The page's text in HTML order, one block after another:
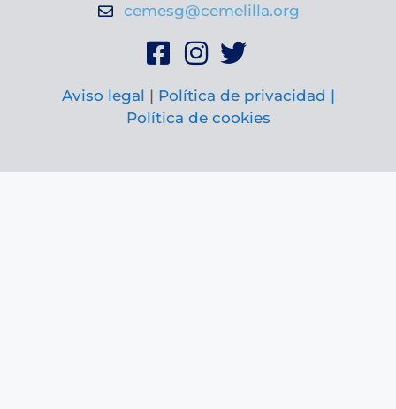
cemesg@cemelilla.org
Aviso legal | Política de privacidad |
Política de cookies